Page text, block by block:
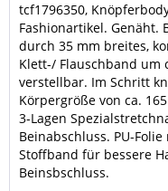
tcf1796350, Knöpfer
Fashionartikel.Genäht.
durch 35 mm breites,
Klett-/ Flauschband um
verstellbar. Im Schritt
Körpergröße von ca.
3-Lagen
Beinabschluss. PU-
Stoffband für bessere
Beinsbschluss.